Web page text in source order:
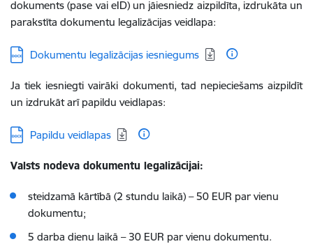
dokuments (pase vai eID) un jāiesniedz aizpildīta, izdrukāta un
parakstīta dokumentu legalizācijas veidlapa:
Lejupielādēt:
Dokumentu legalizācijas iesniegums
Ja tiek iesniegti vairāki dokumenti, tad nepieciešams aizpildīt
un izdrukāt arī papildu veidlapas:
Lejupielādēt:
Papildu veidlapas
Valsts nodeva dokumentu legalizācijai:
steidzamā kārtībā (2 stundu laikā) – 50 EUR par vienu
dokumentu;
5 darba dienu laikā – 30 EUR par vienu dokumentu.